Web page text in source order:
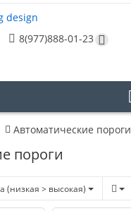
8(977)888-01-23
Автоматические пороги
пороги
(низкая > высокая)